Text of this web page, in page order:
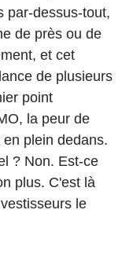
par-dessus-tout,
de près ou de
et cet
de plusieurs
point
la peur de
plein dedans.
? Non. Est-ce
plus. C'est là
le